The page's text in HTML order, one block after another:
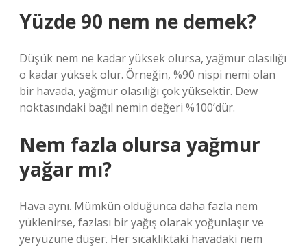
Yüzde 90 nem ne demek?
Düşük nem ne kadar yüksek olursa, yağmur olasılığı
o kadar yüksek olur. Örneğin, %90 nispi nemi olan
bir havada, yağmur olasılığı çok yüksektir. Dew
noktasındaki bağıl nemin değeri %100’dür.
Nem fazla olursa yağmur
yağar mı?
Hava aynı. Mümkün olduğunca daha fazla nem
yüklenirse, fazlası bir yağış olarak yoğunlaşır ve
yeryüzüne düşer. Her sıcaklıktaki havadaki nem